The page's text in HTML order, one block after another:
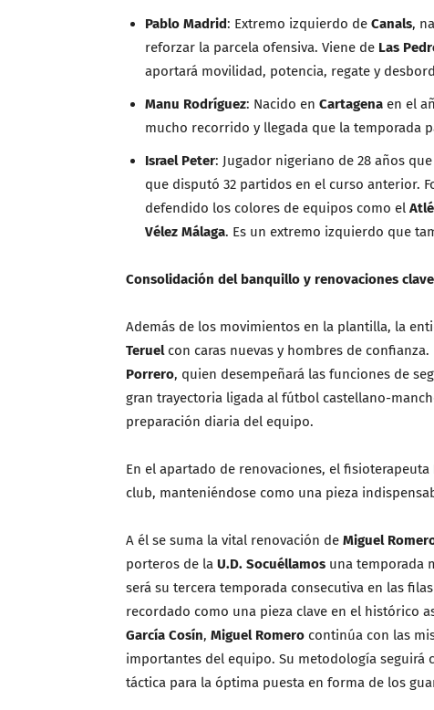
Pablo Madrid: Extremo izquierdo de Canals,
reforzar la parcela ofensiva. Viene de Las
aportará movilidad, potencia, regate y
Manu Rodríguez: Nacido en Cartagena en el
mucho recorrido y llegada que la temporada
Israel Peter: Jugador nigeriano de 28 años
que disputó 32 partidos en el curso anterior.
defendido los colores de equipos como el
Vélez Málaga. Es un extremo izquierdo que
Consolidación del banquillo y renovaciones clave
Además de los movimientos en la plantilla, la
Teruel con caras nuevas y hombres de
Porrero, quien desempeñará las funciones de
gran trayectoria ligada al fútbol castellano-
preparación diaria del equipo.
En el apartado de renovaciones, el fisioterapeuta
club, manteniéndose como una pieza
A él se suma la vital renovación de Miguel
porteros de la U.D. Socuéllamos una temporada
será su tercera temporada consecutiva en las
recordado como una pieza clave en el histórico
García Cosín, Miguel Romero continúa con las
importantes del equipo. Su metodología
táctica para la óptima puesta en forma de los